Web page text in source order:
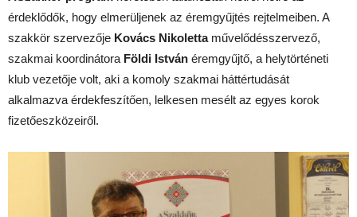
érdeklődők, hogy elmerüljenek az éremgyűjtés rejtelmeiben. A
szakkör szervezője Kovács Nikolettaművelődésszervező,
szakmai koordinátora Földi István éremgyűjtő, a helytörténeti
klub vezetője volt, aki a komoly szakmai háttértudását
alkalmazva érdekfeszítően, lelkesen mesélt az egyes korok
fizetőeszközeiről.